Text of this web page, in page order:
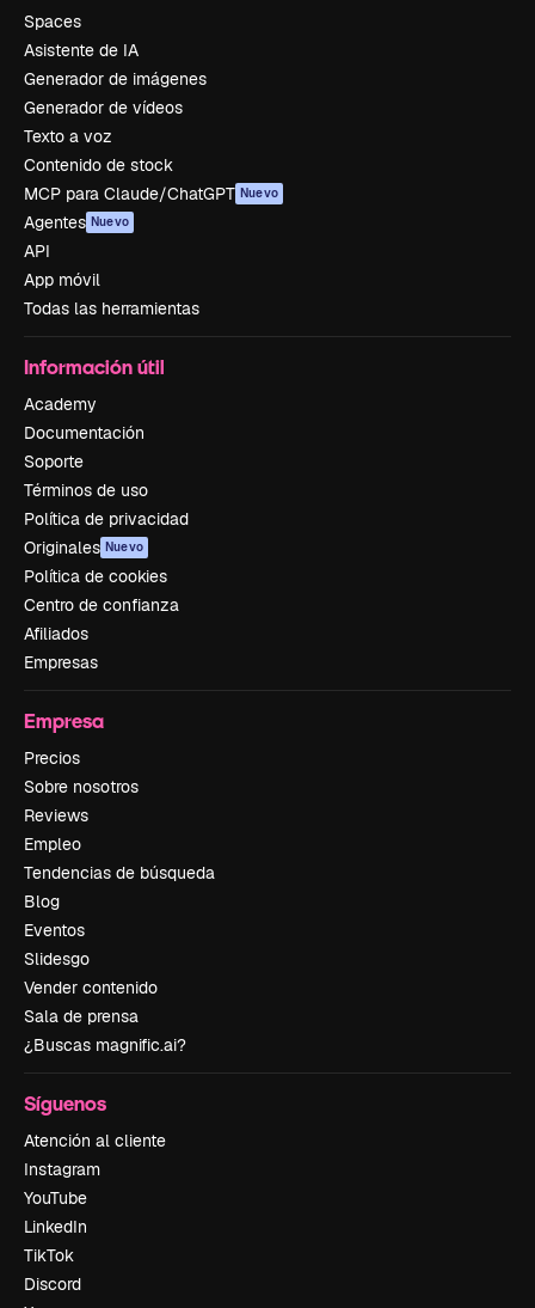
Spaces
Asistente de IA
Generador de imágenes
Generador de vídeos
Texto a voz
Contenido de stock
MCP para Claude/ChatGPT Nuevo
Agentes Nuevo
API
App móvil
Todas las herramientas
Información útil
Academy
Documentación
Soporte
Términos de uso
Política de privacidad
Originales Nuevo
Política de cookies
Centro de confianza
Afiliados
Empresas
Empresa
Precios
Sobre nosotros
Reviews
Empleo
Tendencias de búsqueda
Blog
Eventos
Slidesgo
Vender contenido
Sala de prensa
¿Buscas magnific.ai?
Síguenos
Atención al cliente
Instagram
YouTube
LinkedIn
TikTok
Discord